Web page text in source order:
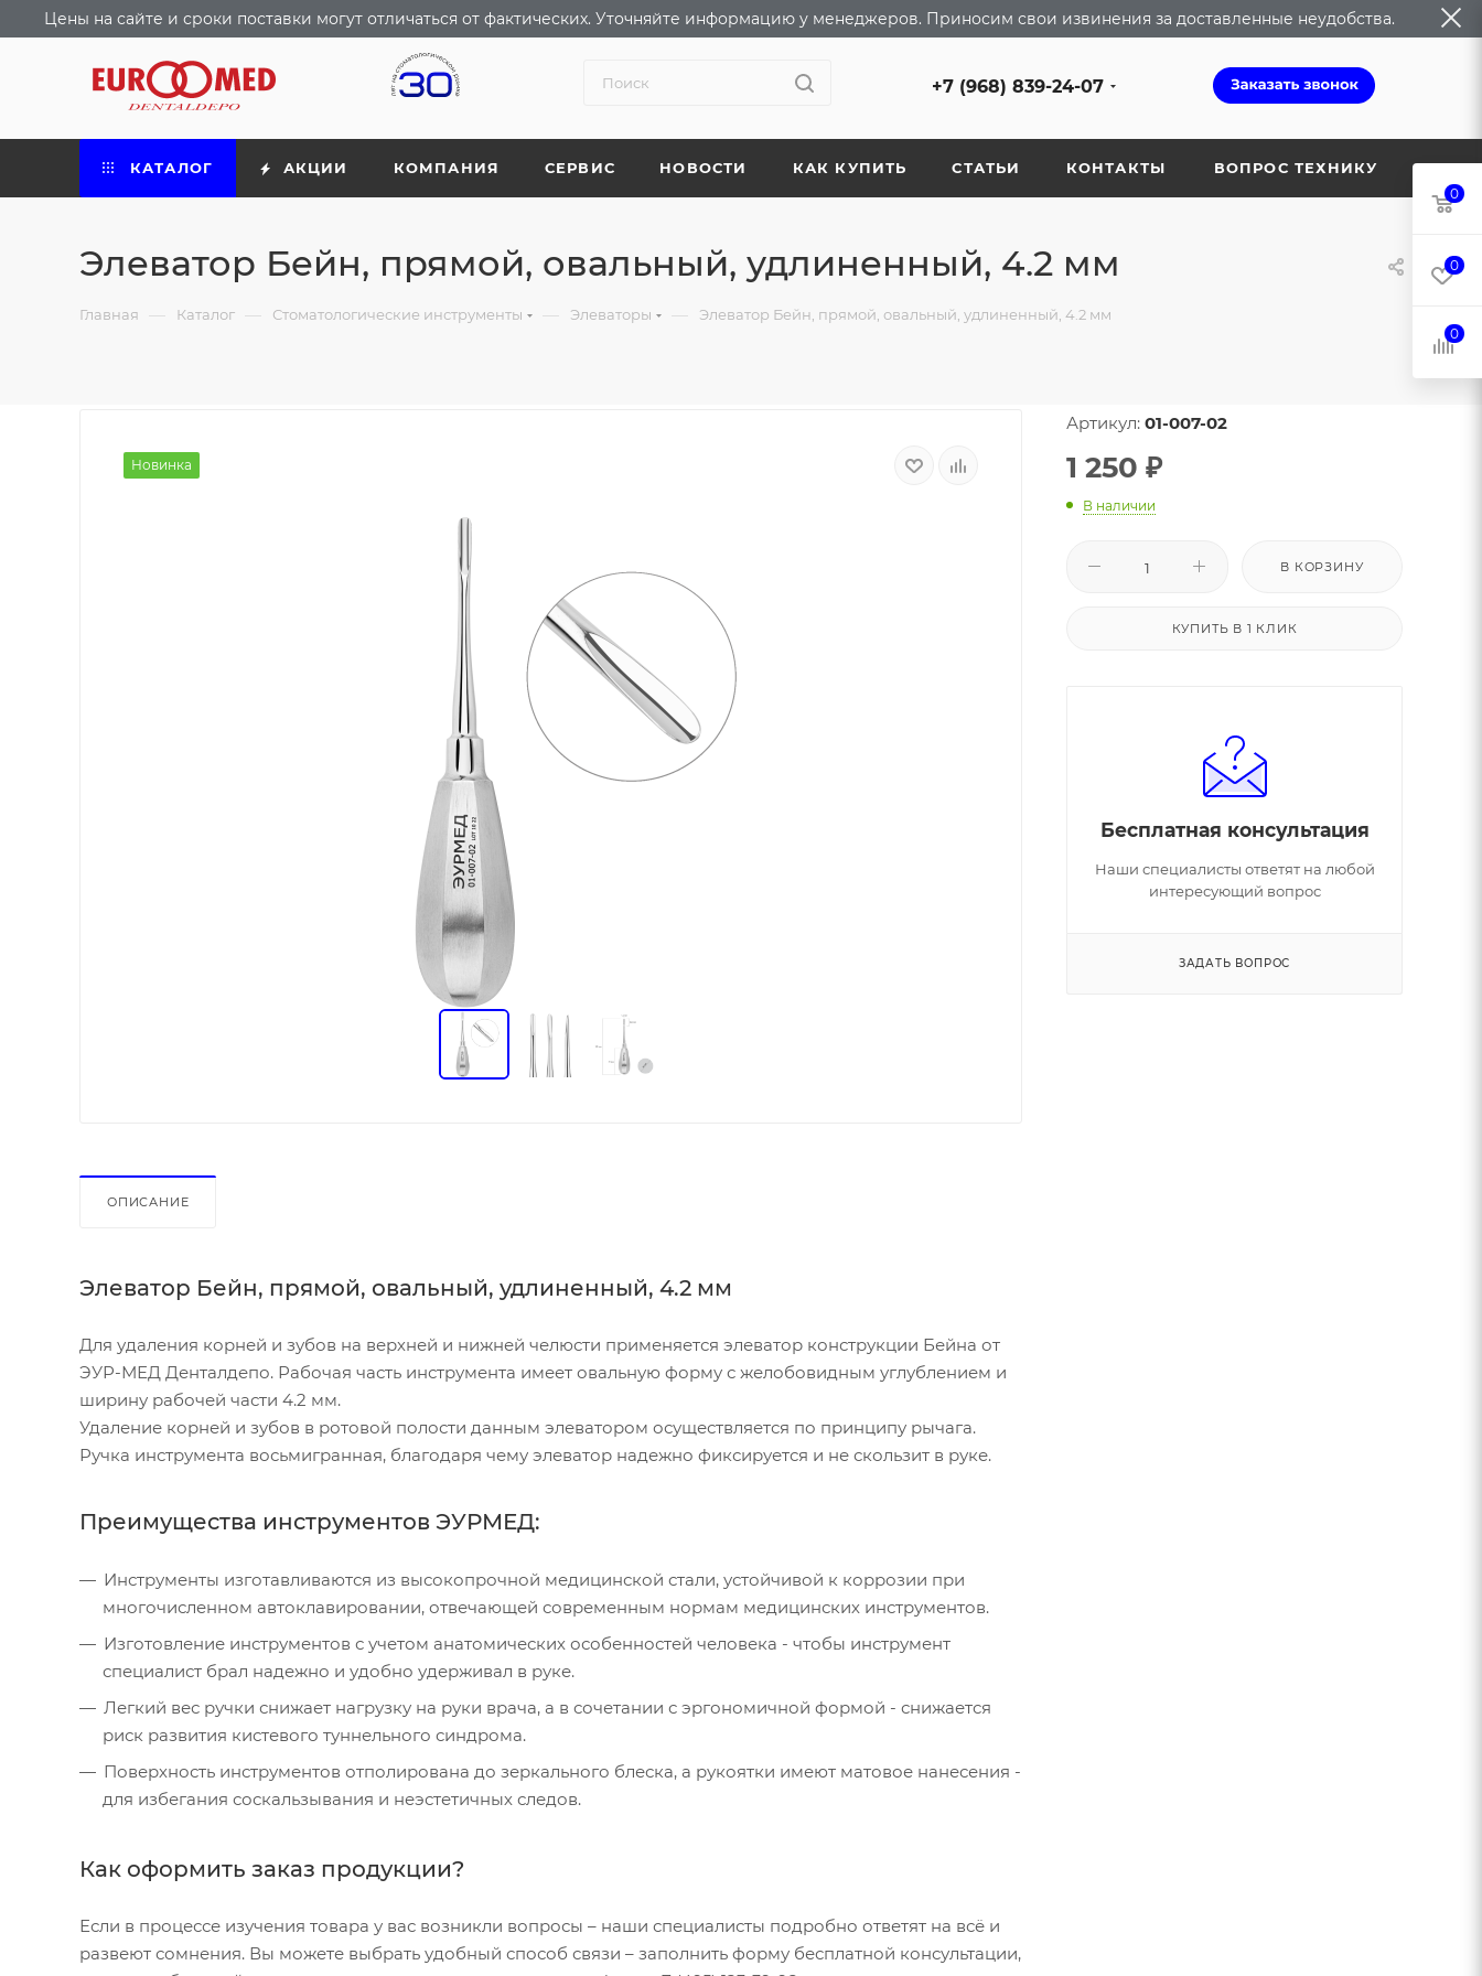
Цены на сайте и сроки поставки могут отличаться от фактических. Уточняйте информацию у менеджеров. Приносим свои извинения за доставленные неудобства.
+7 (968) 839-24-07
КАТАЛОГ АКЦИИ КОМПАНИЯ СЕРВИС НОВОСТИ КАК КУПИТЬ СТАТЬИ КОНТАКТЫ ВОПРОС ТЕХНИКУ
Элеватор Бейн, прямой, овальный, удлиненный, 4.2 мм
Главная — Каталог — Стоматологические инструменты — Элеваторы — Элеватор Бейн, прямой, овальный, удлиненный, 4.2 мм
Новинка
ОПИСАНИЕ
Элеватор Бейн, прямой, овальный, удлиненный, 4.2 мм
Для удаления корней и зубов на верхней и нижней челюсти применяется элеватор конструкции Бейна от
ЭУР-МЕД Денталдепо. Рабочая часть инструмента имеет овальную форму с желобовидным углублением и
ширину рабочей части 4.2 мм.
Удаление корней и зубов в ротовой полости данным элеватором осуществляется по принципу рычага.
Ручка инструмента восьмигранная, благодаря чему элеватор надежно фиксируется и не скользит в руке.
Преимущества инструментов ЭУРМЕД:
Инструменты изготавливаются из высокопрочной медицинской стали, устойчивой к коррозии при
многочисленном автоклавировании, отвечающей современным нормам медицинских инструментов.
Изготовление инструментов с учетом анатомических особенностей человека - чтобы инструмент
специалист брал надежно и удобно удерживал в руке.
Легкий вес ручки снижает нагрузку на руки врача, а в сочетании с эргономичной формой - снижается
риск развития кистевого туннельного синдрома.
Поверхность инструментов отполирована до зеркального блеска, а рукоятки имеют матовое нанесения -
для избегания соскальзывания и неэстетичных следов.
Как оформить заказ продукции?
Если в процессе изучения товара у вас возникли вопросы – наши специалисты подробно ответят на всё и
развеют сомнения. Вы можете выбрать удобный способ связи – заполнить форму бесплатной консультации,
Артикул: 01-007-02
1 250 ₽
В наличии
В КОРЗИНУ
КУПИТЬ В 1 КЛИК
Бесплатная консультация
Наши специалисты ответят на любой
интересующий вопрос
ЗАДАТЬ ВОПРОС
0
0
0